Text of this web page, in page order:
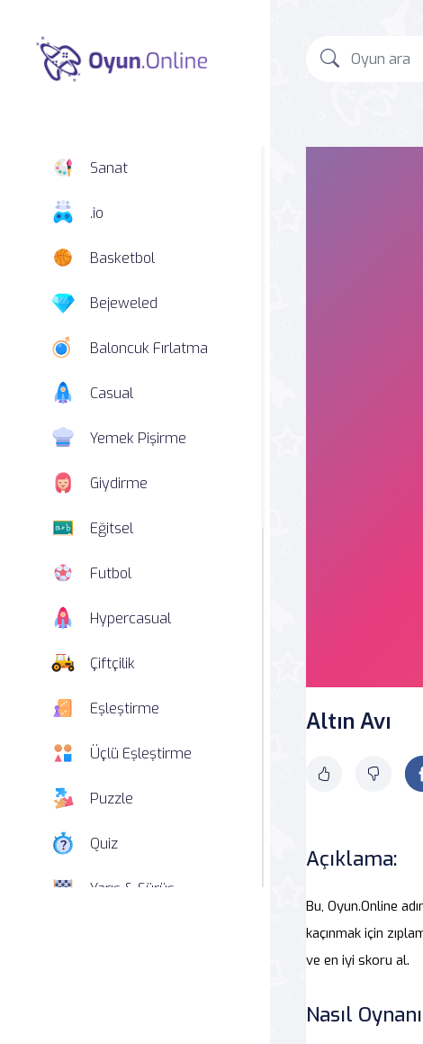
Sanat
.io
Basketbol
Bejeweled
Baloncuk Fırlatma
Casual
Yemek Pişirme
Giydirme
Eğitsel
Futbol
Hypercasual
Çiftçilik
Eşleştirme
Üçlü Eşleştirme
Puzzle
Quiz
Yarış & Sürüş
Altın Avı
Açıklama:
Bu, Oyun.Online
kaçınmak için
ve en iyi skoru al.
Nasıl